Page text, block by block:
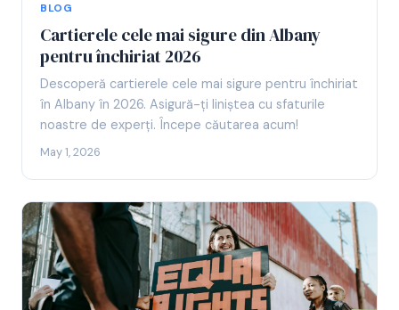
BLOG
Cartierele cele mai sigure din Albany
pentru închiriat 2026
Descoperă cartierele cele mai sigure pentru închiriat
în Albany în 2026. Asigură-ți liniștea cu sfaturile
noastre de experți. Începe căutarea acum!
May 1, 2026